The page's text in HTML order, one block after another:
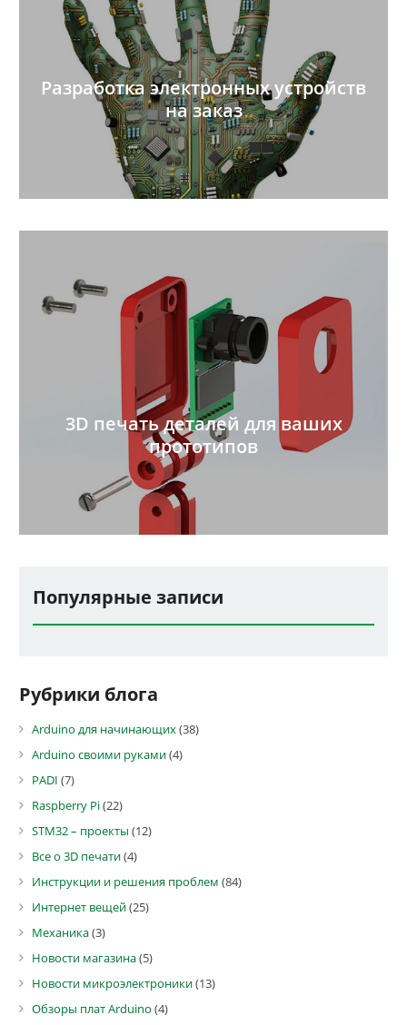
Разработка электронных устройств
на заказ
3D печать деталей для ваших
прототипов
Популярные записи
Рубрики блога
Arduino для начинающих(38)
Arduino своими руками(4)
PADI (7)
Raspberry Pi(22)
STM32 – проекты (12)
Все о 3D печати(4)
Инструкции и решения проблем (84)
Интернет вещей(25)
Механика(3)
Новости магазина(5)
Новости микроэлектроники(13)
Обзоры плат Arduino (4)